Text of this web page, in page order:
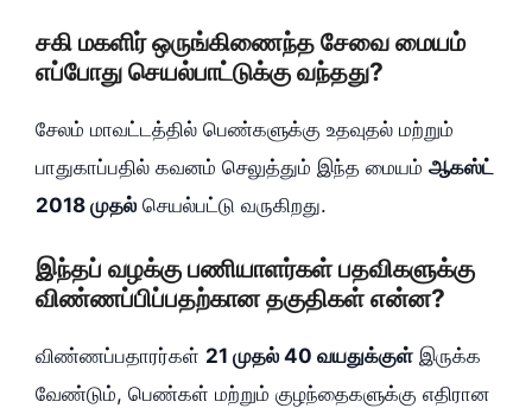
சகி மகளிர் ஒருங்கிணைந்த சேவை மையம்
எப்போது செயல்பாட்டுக்கு வந்தது?
சேலம் மாவட்டத்தில் பெண்களுக்கு உதவுதல் மற்றும்
பாதுகாப்பதில் கவனம் செலுத்தும் இந்த மையம் ஆகஸ்ட்
2018 முதல் செயல்பட்டு வருகிறது.
இந்தப் வழக்கு பணியாளர்கள் பதவிகளுக்கு
விண்ணப்பிப்பதற்கான தகுதிகள் என்ன?
விண்ணப்பதாரர்கள் 21 முதல் 40 வயதுக்குள் இருக்க
வேண்டும், பெண்கள் மற்றும் குழந்தைகளுக்கு எதிரான